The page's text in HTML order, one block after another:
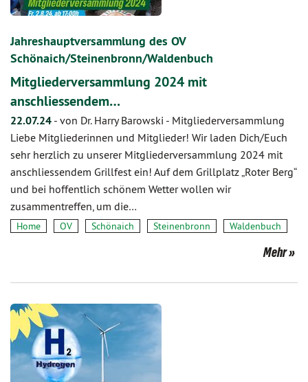
Jahreshauptversammlung des OV
Schönaich/Steinenbronn/Waldenbuch
Mitgliederversammlung 2024 mit
anschliessendem…
22.07.24 - von Dr. Harry Barowski - Mitgliederversammlung
Liebe Mitgliederinnen und Mitglieder! Wir laden Dich/Euch
sehr herzlich zu unserer Mitgliederversammlung 2024 mit
anschliessendem Grillfest ein! Auf dem Grillplatz „Roter Berg“
und bei hoffentlich schönem Wetter wollen wir
zusammentreffen, um die…
Home OV Schönaich Steinenbronn Waldenbuch
Mehr